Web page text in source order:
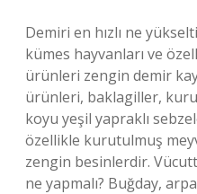
Demiri en hızlı ne
kümes hayvanları ve
ürünleri zengin demir
ürünleri, baklagiller,
koyu yeşil yapraklı
özellikle kurutulmuş
zengin besinlerdir.
ne yapmalı? Buğday,